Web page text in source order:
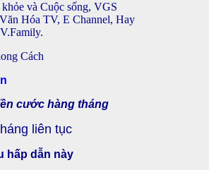
và Cuộc sống, VGS
Hóa TV, E Channel, Hay
Cách
cước hàng tháng
liên tục
hấp dẫn này